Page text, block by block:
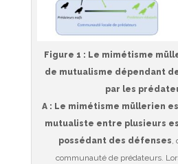
Figure 1 : Le mimétisme
de mutualisme dépendant
par les
A : Le mimétisme müllerien
mutualiste entre plusieurs
possédant des défenses,
communauté de prédateurs.